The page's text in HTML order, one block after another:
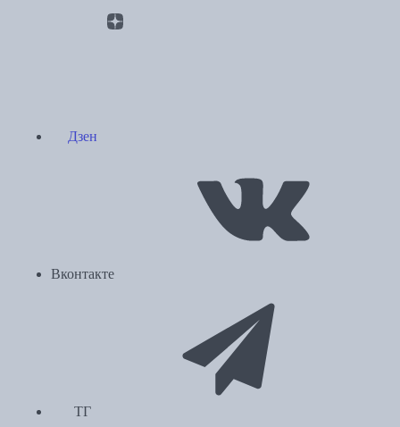
Дзен
Вконтакте
ТГ